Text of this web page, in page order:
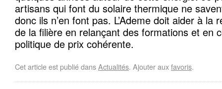
artisans qui font du solaire thermique ne
donc ils n’en font pas. L’Ademe doit aider à la
de la filière en relançant des formations et en
politique de prix cohérente.
Cet article est publié dansActualités. Ajouter auxfavoris.